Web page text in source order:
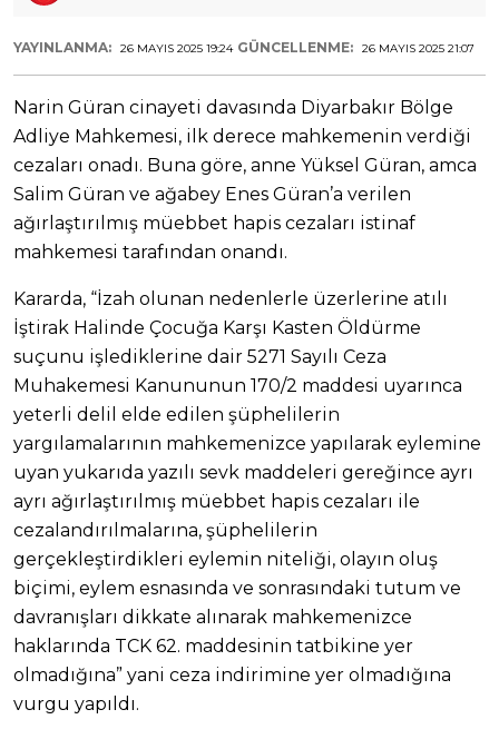
YAYINLANMA: 26 MAYIS 2025 19:24 GÜNCELLENME: 26 MAYIS 2025 21:07
Narin Güran cinayeti davasında Diyarbakır Bölge
Adliye Mahkemesi, ilk derece mahkemenin verdiği
cezaları onadı. Buna göre, anne Yüksel Güran, amca
Salim Güran ve ağabey Enes Güran’a verilen
ağırlaştırılmış müebbet hapis cezaları istinaf
mahkemesi tarafından onandı.
Kararda, “İzah olunan nedenlerle üzerlerine atılı
İştirak Halinde Çocuğa Karşı Kasten Öldürme
suçunu işlediklerine dair 5271 Sayılı Ceza
Muhakemesi Kanununun 170/2 maddesi uyarınca
yeterli delil elde edilen şüphelilerin
yargılamalarının mahkemenizce yapılarak eylemine
uyan yukarıda yazılı sevk maddeleri gereğince ayrı
ayrı ağırlaştırılmış müebbet hapis cezaları ile
cezalandırılmalarına, şüphelilerin
gerçekleştirdikleri eylemin niteliği, olayın oluş
biçimi, eylem esnasında ve sonrasındaki tutum ve
davranışları dikkate alınarak mahkemenizce
haklarında TCK 62. maddesinin tatbikine yer
olmadığına” yani ceza indirimine yer olmadığına
vurgu yapıldı.